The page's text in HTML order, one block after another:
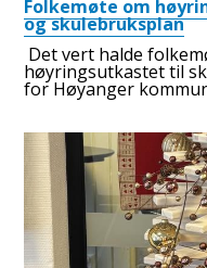
Folkemøte om
og skulebruksplan
Det vert halde
høyringsutkastet til
for Høyanger